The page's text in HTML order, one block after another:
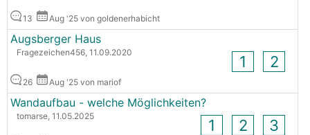
13 Aug '25 von goldenerhabicht
Augsberger Haus
Fragezeichen456, 11.09.2020
1 2
26 Aug '25 von mariof
Wandaufbau - welche Möglichkeiten?
tomarse, 11.05.2025
1 2 3